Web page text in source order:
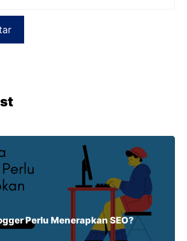
Perlu Menerapkan SEO?